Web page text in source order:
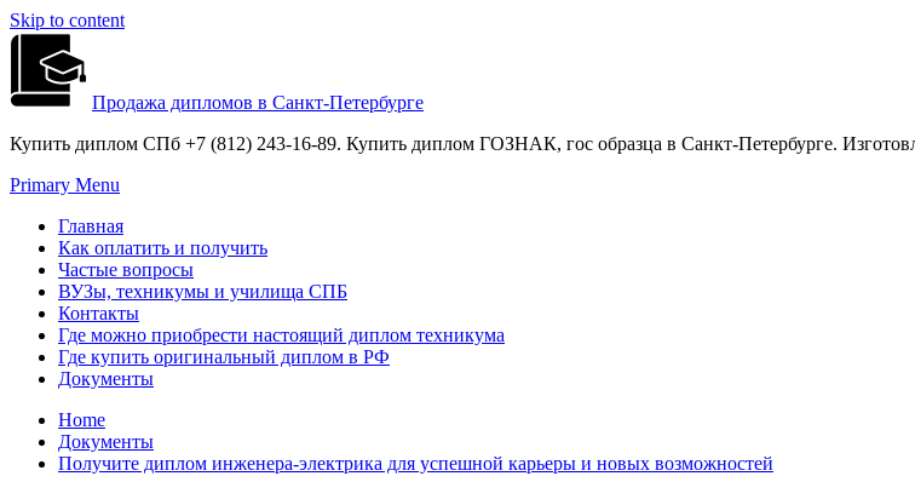
Skip to content
Продажа дипломов в Санкт-Петербурге
Купить диплом СПб +7 (812) 243-16-89. Купить диплом ГОЗНАК, гос образца в Санкт-Петербурге.
Primary Menu
Главная
Как оплатить и получить
Частые вопросы
ВУЗы, техникумы и училища СПБ
Контакты
Где можно приобрести настоящий диплом техникума
Где купить оригинальный диплом в РФ
Документы
Home
Документы
Получите диплом инженера-электрика для успешной карьеры и новых возможностей